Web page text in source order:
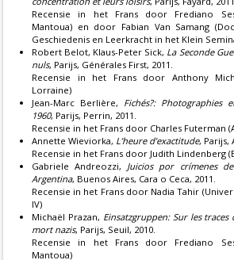
Recensie in het Frans door Frediano
Mantoua) en door Fabian Van Samang
Geschiedenis en Leerkracht in het Klein
Robert Belot, Klaus-Peter Sick, La Seconde
nuls, Parijs, Générales First, 2011.
Recensie in het Frans door Anthony
Lorraine)
Jean-Marc Berlière, Fichés?: Photographies
1960, Parijs, Perrin, 2011.
Recensie in het Frans door Charles Futerman
Annette Wieviorka, L’heure d’exactitude, Parijs,
Recensie in het Frans door Judith Lindenberg
Gabriele Andreozzi, Juicios por crímenes
Argentina, Buenos Aires, Cara o Ceca, 2011.
Recensie in het Frans door Nadia Tahir
IV)
Michaël Prazan, Einsatzgruppen: Sur les
mort nazis, Parijs, Seuil, 2010.
Recensie in het Frans door Frediano
Mantoua)